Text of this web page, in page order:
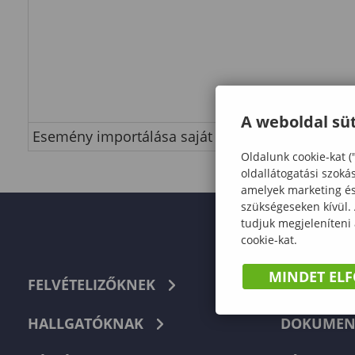
Esemény importálása saját naptárba
FELVÉTELIZŐKNEK
HALLGATÓKNAK
A weboldal
Oldalunk cookie-kat
oldallátogatási
amelyek marketing
szükségeseken
tudjuk megjeleníteni
cookie-kat.
MINDET